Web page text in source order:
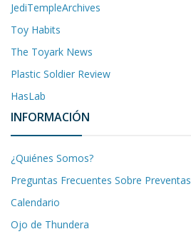
JediTempleArchives
Toy Habits
The Toyark News
Plastic Soldier Review
HasLab
INFORMACIÓN
¿Quiénes Somos?
Preguntas Frecuentes Sobre Preventas
Calendario
Ojo de Thundera